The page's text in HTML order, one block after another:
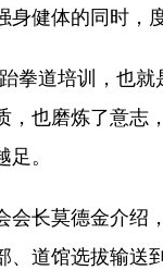
身健体的同时，
道培训，也就
也磨炼了意志
。
莫德金介绍，
道馆选拔输送